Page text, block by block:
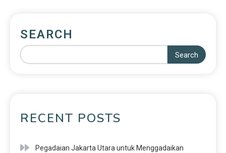
SEARCH
Search
RECENT POSTS
Pegadaian Jakarta Utara untuk Menggadaikan